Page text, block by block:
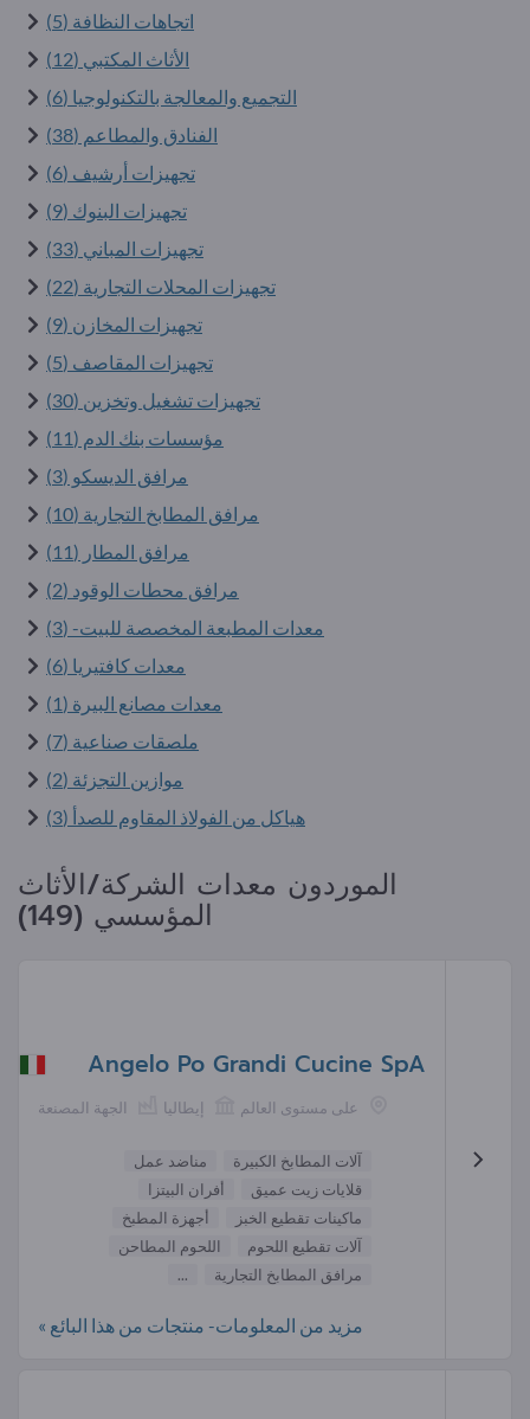
اتجاهات النظافة (5)
الأثاث المكتبي (12)
التجميع والمعالجة بالتكنولوجيا (6)
الفنادق والمطاعم (38)
تجهيزات أرشيف (6)
تجهيزات البنوك (9)
تجهيزات المباني (33)
تجهيزات المحلات التجارية (22)
تجهيزات المخازن (9)
تجهيزات المقاصف (5)
تجهيزات تشغيل وتخزين (30)
مؤسسات بنك الدم (11)
مرافق الديسكو (3)
مرافق المطابخ التجارية (10)
مرافق المطار (11)
مرافق محطات الوقود (2)
معدات المطبعة المخصصة للبيت- (3)
معدات كافتيريا (6)
معدات مصانع البيرة (1)
ملصقات صناعية (7)
موازين التجزئة (2)
هياكل من الفولاذ المقاوم للصدأ (3)
الموردون معدات الشركة/الأثاث
المؤسسي (149)
Angelo Po Grandi Cucine SpA
الجهة المصنعة إيطاليا على مستوى العالم
آلات المطابخ الكبيرة
مناضد عمل
قلايات زيت عميق
أفران البيتزا
ماكينات تقطيع الخبز
أجهزة المطبخ
آلات تقطيع اللحوم
اللحوم المطاحن
مرافق المطابخ التجارية
...
مزيد من المعلومات- منتجات من هذا البائع »